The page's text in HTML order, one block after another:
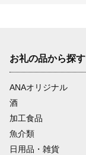
お礼の品から探す
ANAオリジナル
酒
加工食品
魚介類
日用品・雑貨